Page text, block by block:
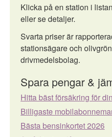
Klicka på en station i
eller se detaljer.
Svarta priser är
stationsägare och
drivmedelsbolag.
Spara pengar &
Hitta bäst försäkring för
Billigaste
Bästa bensinkortet 2026